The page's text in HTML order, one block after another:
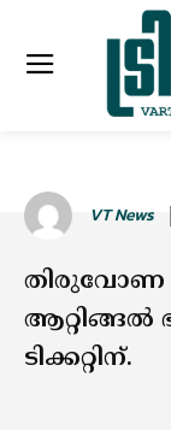
VT News
തിരുവോണ
ആറ്റിങ്ങൽ
ടിക്കറ്റിന്.